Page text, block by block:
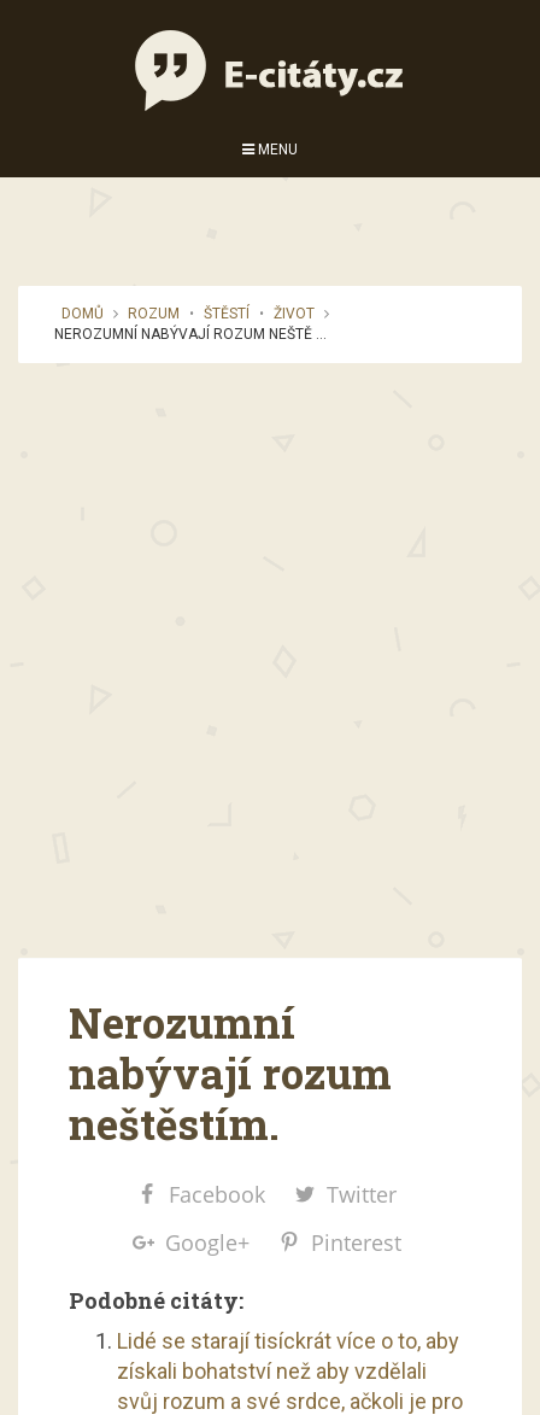
MENU
DOMŮ ROZUM • ŠTĚSTÍ •
ŽIVOT
NEROZUMNÍ NABÝVAJÍ ROZUM NEŠTĚ ...
Nerozumní
nabývají rozum
neštěstím.
Facebook
Twitter
Google+
Pinterest
Podobné citáty:
Lidé se starají tisíckrát více o to, aby
získali bohatství než aby vzdělali
svůj rozum a své srdce, ačkoli je pro